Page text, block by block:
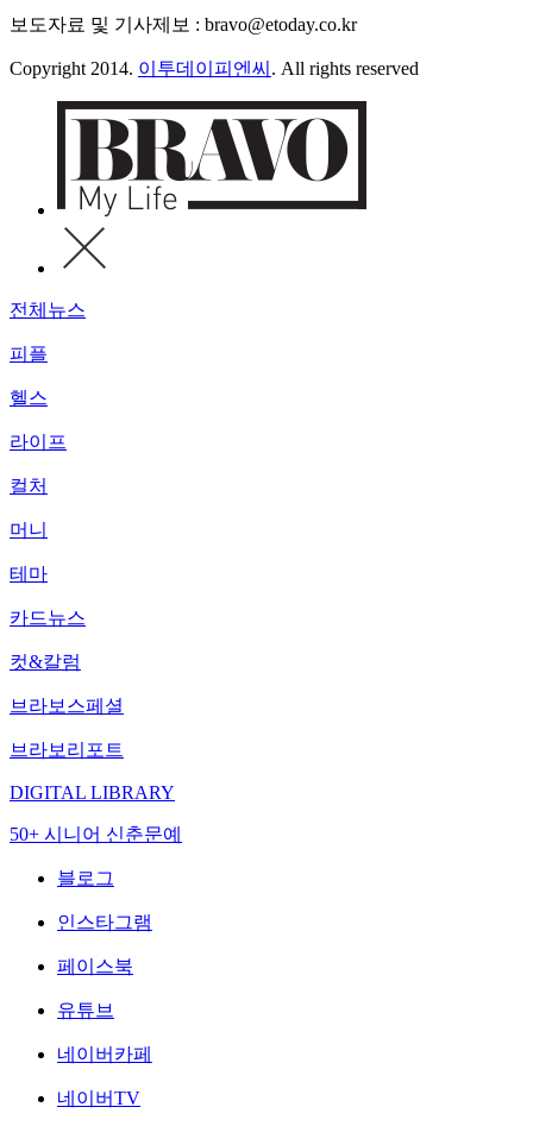
보도자료 및 기사제보 : bravo@etoday.co.kr
Copyright 2014. 이투데이피엔씨 . All rights reserved
전체뉴스
피플
헬스
라이프
컬처
머니
테마
카드뉴스
컷&칼럼
브라보스페셜
브라보리포트
DIGITAL LIBRARY
50+ 시니어 신춘문예
블로그
인스타그램
페이스북
유튜브
네이버카페
네이버TV